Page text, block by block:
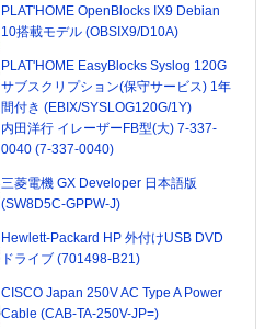
PLAT'HOME OpenBlocks IX9 Debian
10搭載モデル (OBSIX9/D10A)
PLAT'HOME EasyBlocks Syslog 120G
サブスクリプション(保守サービス) 1年
間付き (EBIX/SYSLOG120G/1Y)
内田洋行 イレーザーFB型(大) 7-337-
0040 (7-337-0040)
三菱電機 GX Developer 日本語版
(SW8D5C-GPPW-J)
Hewlett-Packard HP 外付けUSB DVD
ドライブ (701498-B21)
CISCO Japan 250V AC Type A Power
Cable (CAB-TA-250V-JP=)